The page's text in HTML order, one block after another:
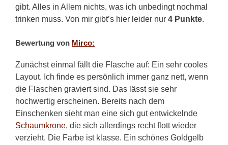
gibt. Alles in Allem nichts, was ich unbedingt nochmal
trinken muss. Von mir gibt’s hier leider nur 4 Punkte.
Bewertung von Mirco:
Zunächst einmal fällt die Flasche auf: Ein sehr cooles
Layout. Ich finde es persönlich immer ganz nett, wenn
die Flaschen graviert sind. Das lässt sie sehr
hochwertig erscheinen. Bereits nach dem
Einschenken sieht man eine sich gut entwickelnde
Schaumkrone, die sich allerdings recht flott wieder
verzieht. Die Farbe ist klasse. Ein schönes Goldgelb